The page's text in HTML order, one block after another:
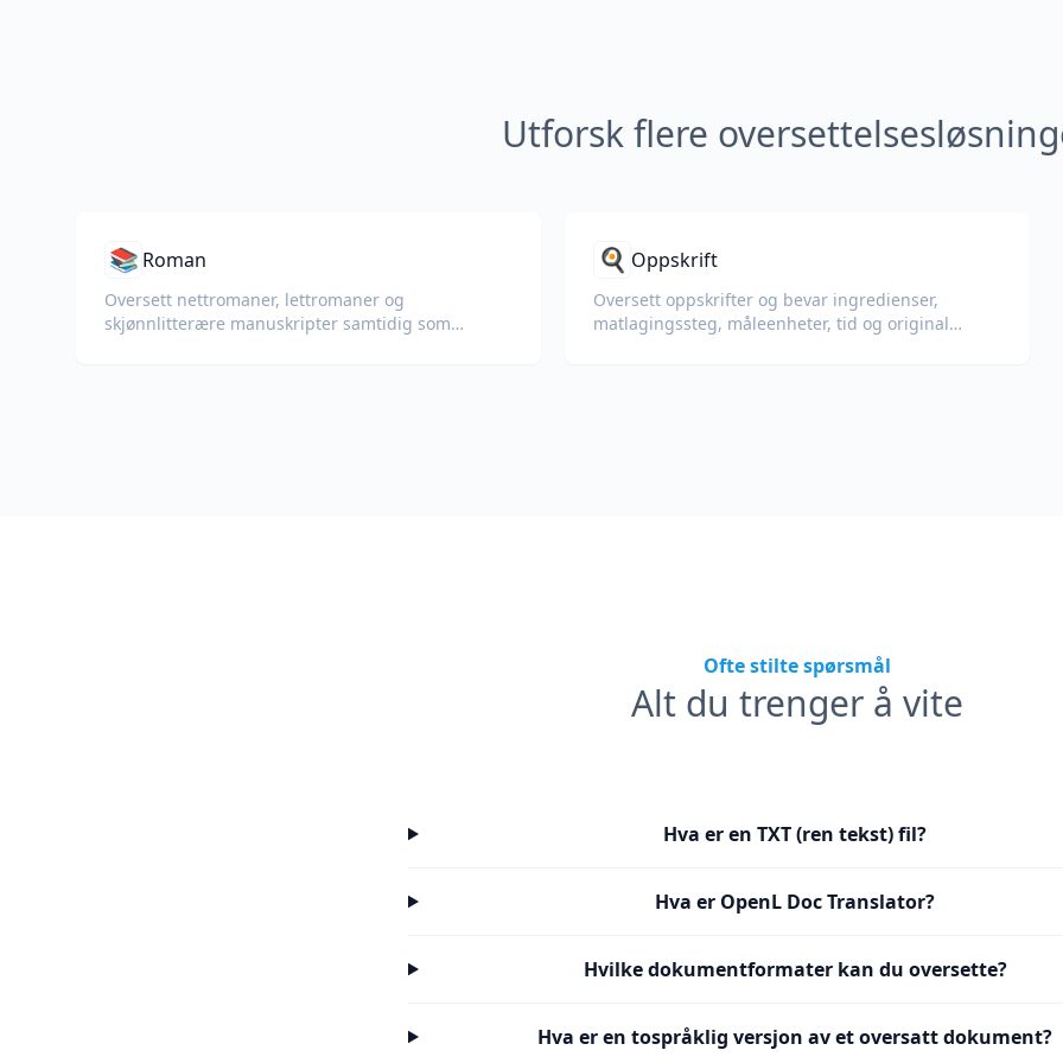
Utforsk flere
📚 Roman
Oversett nettromaner, lettromaner og
skjønnlitterære manuskripter samtidig som
🍳 Oppskrift
Oversett oppskrifter og bevar ingredienser,
matlagingssteg, måleenheter, tid og original
Ofte stilte spørsmål
Alt du trenger å vite
Hva er en TXT (ren tekst) fil?
Hva er OpenL Doc Translator?
Hvilke dokumentformater kan du oversette?
Hva er en tospråklig versjon av et oversatt dokument?